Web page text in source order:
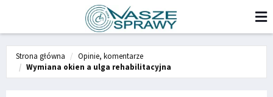
Strona główna
Opinie, komentarze
Wymiana okien a ulga rehabilitacyjna